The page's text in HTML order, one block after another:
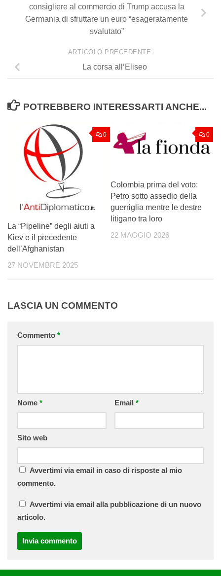
consigliere al commercio di Trump accusa la
Germania di sfruttare un euro “esageratamente
svalutato”
ARTICOLO PRECEDENTE
La corsa all’Eliseo
POTREBBERO INTERESSARTI ANCHE...
0
La “Pipeline” degli aiuti a
Kiev e il precedente
dell’Afghanistan
27 NOVEMBRE 2025
0
Colombia prima del voto:
Petro sotto assedio della
guerriglia mentre le destre
litigano tra loro
22 MAGGIO 2026
LASCIA UN COMMENTO
Commento *
Nome * Email *
Sito web
Avvertimi via email in caso di risposte al mio
commento.
Avvertimi via email alla pubblicazione di un nuovo
articolo.